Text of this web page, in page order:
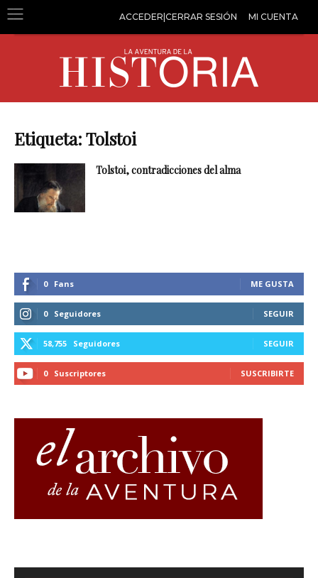
ACCEDER|CERRAR SESIÓN MI CUENTA
Etiqueta: Tolstoi
Tolstoi, contradicciones del alma
0 Fans ME GUSTA
0 Seguidores SEGUIR
58,755 Seguidores SEGUIR
0 Suscriptores SUSCRIBIRTE